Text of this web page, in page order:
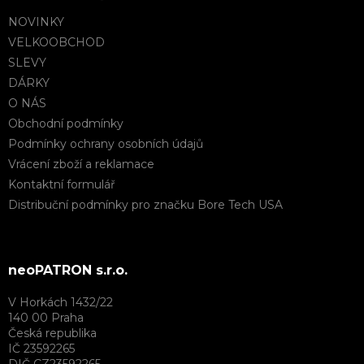
NOVINKY
VELKOOBCHOD
SLEVY
DÁRKY
O NÁS
Obchodní podmínky
Podmínky ochrany osobních údajů
Vrácení zboží a reklamace
Kontaktní formulář
Distribuční podmínky pro značku Bore Tech USA
neoPATRON s.r.o.
V Horkách 1432/22
140 00 Praha
Česká republika
IČ 23592265